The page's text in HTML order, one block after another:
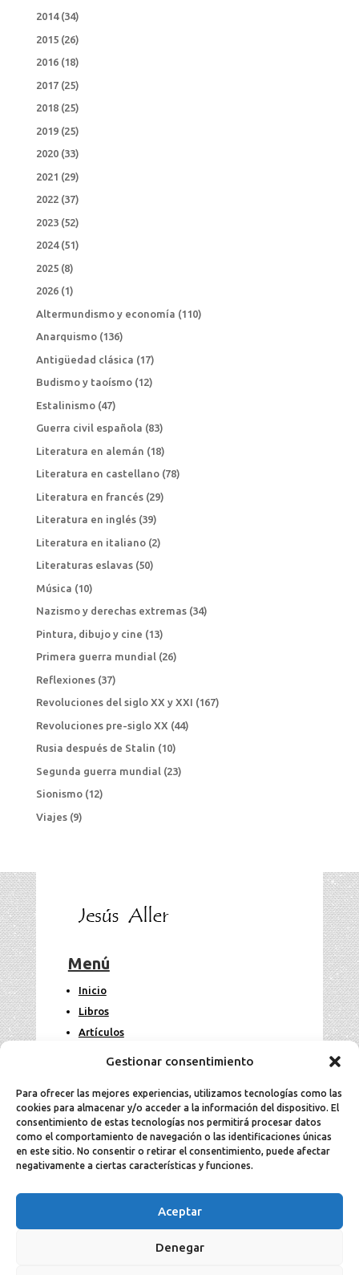
Gestionar consentimiento
Para ofrecer las mejores experiencias, utilizamos tecnologías como las
cookies para almacenar y/o acceder a la información del dispositivo. El
consentimiento de estas tecnologías nos permitirá procesar datos
como el comportamiento de navegación o las identificaciones únicas
en este sitio. No consentir o retirar el consentimiento, puede afectar
negativamente a ciertas características y funciones.
Aceptar
Denegar
2014(34)
2015(26)
2016(18)
2017(25)
2018(25)
2019(25)
2020(33)
2021 (29)
2022(37)
2023(52)
2024(51)
2025(8)
2026(1)
Altermundismo y economía (110)
Anarquismo(136)
Antigüedad clásica (17)
Budismo y taoísmo(12)
Estalinismo(47)
Guerra civil española (83)
Literatura en alemán (18)
Literatura en castellano(78)
Literatura en francés(29)
Literatura en inglés(39)
Literatura en italiano(2)
Literaturas eslavas(50)
Música (10)
Nazismo y derechas extremas(34)
Pintura, dibujo y cine (13)
Primera guerra mundial(26)
Reflexiones(37)
Revoluciones del siglo XX y XXI (167)
Revoluciones pre-siglo XX (44)
Rusia después de Stalin (10)
Segunda guerra mundial (23)
Sionismo(12)
Viajes(9)
Menú
Inicio
Libros
Artículos
Legal
Aviso Legal
Política de privacidad